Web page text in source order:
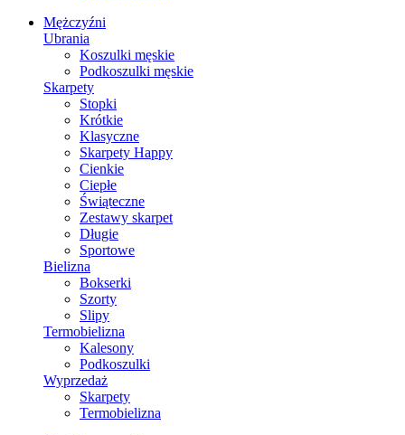
Mężczyźni
Ubrania
Koszulki męskie
Podkoszulki męskie
Skarpety
Stopki
Krótkie
Klasyczne
Skarpety Happy
Cienkie
Ciepłe
Świąteczne
Zestawy skarpet
Długie
Sportowe
Bielizna
Bokserki
Szorty
Slipy
Termobielizna
Kalesony
Podkoszulki
Wyprzedaż
Skarpety
Termobielizna